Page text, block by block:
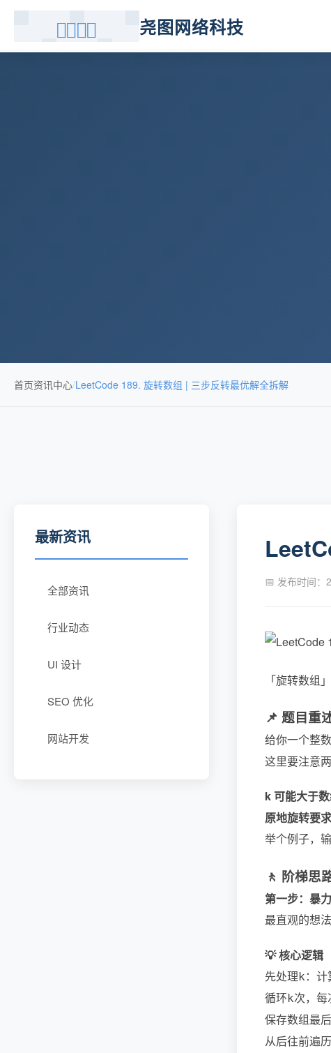
尧图网络科技
首页资讯中心/LeetCode 189. 旋转数组 | 三步反转最优解全拆解
最新资讯
全部资讯
行业动态
UI 设计
SEO 优化
网站开发
📅 发布时间：
「旋转数组
📌 题目重
给你一个整
这里要注意
k 可能大于
原地旋转要求
举个例子，
🚶 阶梯思
第一步：暴
最直观的想
💡 核心逻辑
先处理k ：计
循环k次，每
保存数组最
从后往前遍